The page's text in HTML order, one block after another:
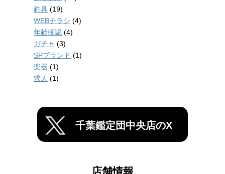
釣具 (19)
WEBチラシ (4)
年齢確認 (4)
ガチャ (3)
SPブランド (1)
楽器 (1)
求人 (1)
千葉鑑定団中央店のX
店舗情報